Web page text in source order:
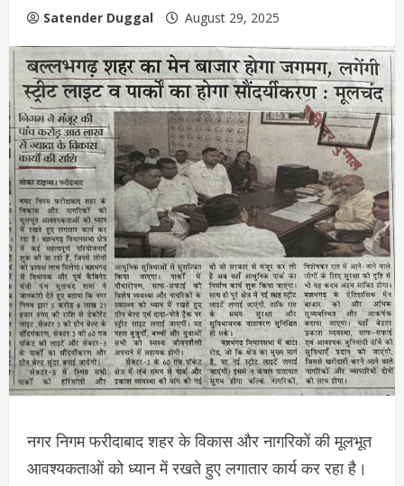
Satender Duggal August 29, 2025
नगर निगम फरीदाबाद शहर के विकास और नागरिकों की मूलभूत
आवश्यकताओं को ध्यान में रखते हुए लगातार कार्य कर रहा है।